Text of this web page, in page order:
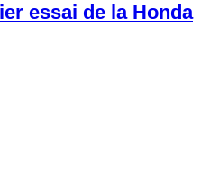
essai de la Honda